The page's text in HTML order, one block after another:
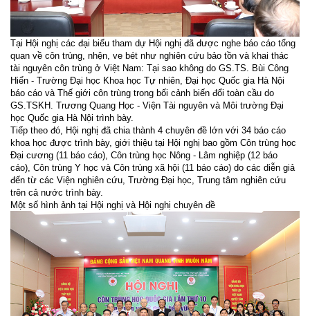
Tại Hội nghị các đại biểu tham dự Hội nghị đã được nghe báo cáo tổng
quan về côn trùng, nhện, ve bét như nghiên cứu bảo tồn và khai thác
tài nguyên côn trùng ở Việt Nam: Tại sao không do GS.TS. Bùi Công
Hiển - Trường Đại học Khoa học Tự nhiên, Đại học Quốc gia Hà Nội
báo cáo và Thế giới côn trùng trong bối cảnh biến đổi toàn cầu do
GS.TSKH. Trương Quang Học - Viện Tài nguyên và Môi trường Đại
học Quốc gia Hà Nội trình bày.
Tiếp theo đó, Hội nghị đã chia thành 4 chuyên đề lớn với 34 báo cáo
khoa học được trình bày, giới thiệu tại Hội nghị bao gồm Côn trùng học
Đại cương (11 báo cáo), Côn trùng học Nông - Lâm nghiệp (12 báo
cáo), Côn trùng Y học và Côn trùng xã hội (11 báo cáo) do các diễn giả
đến từ các Viện nghiên cứu, Trường Đại học, Trung tâm nghiên cứu
trên cả nước trình bày.
Một số hình ảnh tại Hội nghị và Hội nghị chuyên đề